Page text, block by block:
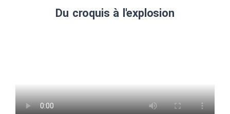
Du croquis à l'explosion